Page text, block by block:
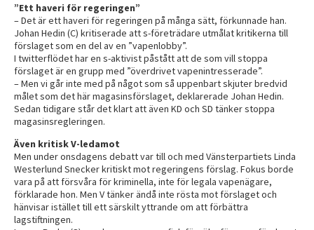
”Ett haveri för regeringen”
– Det är ett haveri för regeringen på många sätt, förkunnade han.
Johan Hedin (C) kritiserade att s-företrädare utmålat kritikerna till
förslaget som en del av en ”vapenlobby”.
I twitterflödet har en s-aktivist påstått att de som vill stoppa
förslaget är en grupp med ”överdrivet vapenintresserade”.
– Men vi går inte med på något som så uppenbart skjuter bredvid
målet som det här magasinsförslaget, deklarerade Johan Hedin.
Sedan tidigare står det klart att även KD och SD tänker stoppa
magasinsregleringen.
Även kritisk V-ledamot
Men under onsdagens debatt var till och med Vänsterpartiets Linda
Westerlund Snecker kritiskt mot regeringens förslag. Fokus borde
vara på att försvåra för kriminella, inte för legala vapenägare,
förklarade hon. Men V tänker ändå inte rösta mot förslaget och
hänvisar istället till ett särskilt yttrande om att förbättra
lagstiftningen.